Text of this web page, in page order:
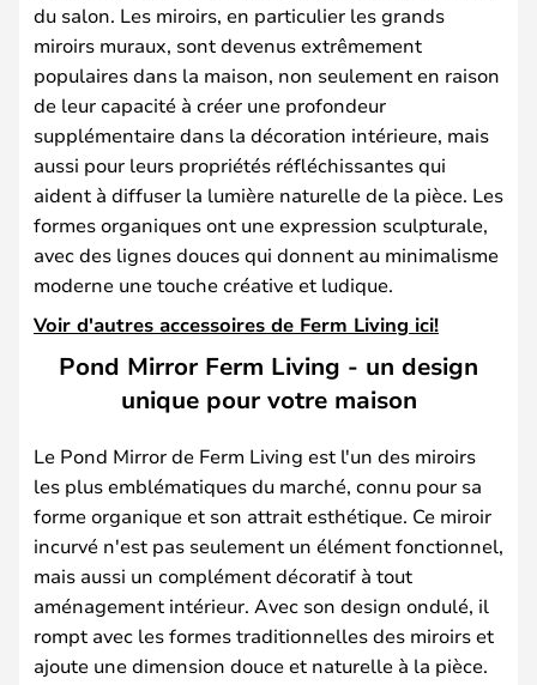
du salon. Les miroirs, en particulier les grands
miroirs muraux, sont devenus extrêmement
populaires dans la maison, non seulement en raison
de leur capacité à créer une profondeur
supplémentaire dans la décoration intérieure, mais
aussi pour leurs propriétés réfléchissantes qui
aident à diffuser la lumière naturelle de la pièce. Les
formes organiques ont une expression sculpturale,
avec des lignes douces qui donnent au minimalisme
moderne une touche créative et ludique.
Voir d'autres accessoires de Ferm Living ici!
Pond Mirror Ferm Living - un design
unique pour votre maison
Le Pond Mirror de Ferm Living est l'un des miroirs
les plus emblématiques du marché, connu pour sa
forme organique et son attrait esthétique. Ce miroir
incurvé n'est pas seulement un élément fonctionnel,
mais aussi un complément décoratif à tout
aménagement intérieur. Avec son design ondulé, il
rompt avec les formes traditionnelles des miroirs et
ajoute une dimension douce et naturelle à la pièce.